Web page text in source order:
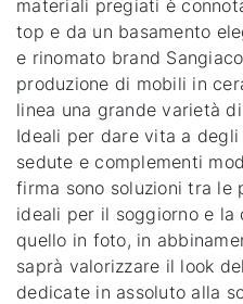
materiali pregiati è
top e da un basamento
e rinomato brand
produzione di mobili in
linea una grande varietà
Ideali per dare vita a
sedute e complementi
firma sono soluzioni tra le
ideali per il soggiorno e la
quello in foto, in
saprà valorizzare il look
dedicate in assoluto alla